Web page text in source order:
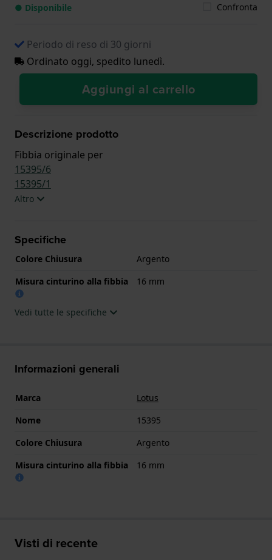
● Disponibile Confronta
Periodo di reso di 30 giorni
Ordinato oggi, spedito lunedì.
Aggiungi al carrello
Descrizione prodotto
Fibbia originale per
15395/6
15395/1
Altro
Specifiche
Colore Chiusura
Argento
Misura cinturino alla fibbia
16 mm
Vedi tutte le specifiche
Informazioni generali
Marca
Lotus
Nome
15395
Colore Chiusura
Argento
Misura cinturino alla fibbia
16 mm
Visti di recente